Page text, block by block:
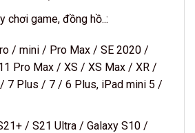
chơi game, đồng hồ..:
/ mini / Pro Max / SE 2020 /
Pro Max / XS / XS Max / XR /
7 Plus / 7 / 6 Plus, iPad mini 5 /
/ S21 Ultra / Galaxy S10 /